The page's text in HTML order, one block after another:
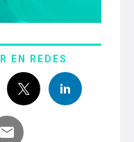
EN REDES